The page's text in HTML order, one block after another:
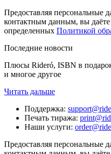
Предоставляя персональные
контактным данным, вы даёте
определенных Политикой
Последние новости
Плюсы Rideró, ISBN в
и многое другое
Читать дальше
Поддержка:
Печать тиража:
Наши услуги:
Предоставляя персональные